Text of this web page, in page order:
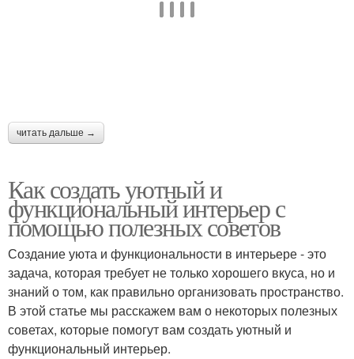
читать дальше →
Как создать уютный и
функциональный интерьер с
помощью полезных советов
Создание уюта и функциональности в интерьере - это
задача, которая требует не только хорошего вкуса, но и
знаний о том, как правильно организовать пространство.
В этой статье мы расскажем вам о некоторых полезных
советах, которые помогут вам создать уютный и
функциональный интерьер.